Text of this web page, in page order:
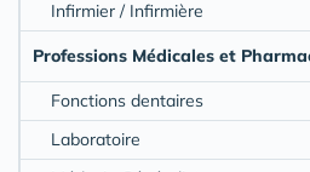
Infirmier / Infirmière
Professions Médicales et
Fonctions dentaires
Laboratoire